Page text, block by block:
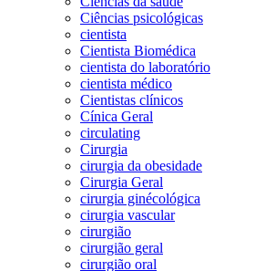
Ciências psicológicas
cientista
Cientista Biomédica
cientista do laboratório
cientista médico
Cientistas clínicos
Cínica Geral
circulating
Cirurgia
cirurgia da obesidade
Cirurgia Geral
cirurgia ginécológica
cirurgia vascular
cirurgião
cirurgião geral
cirurgião oral